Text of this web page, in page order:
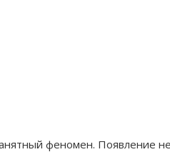
феномен. Появление